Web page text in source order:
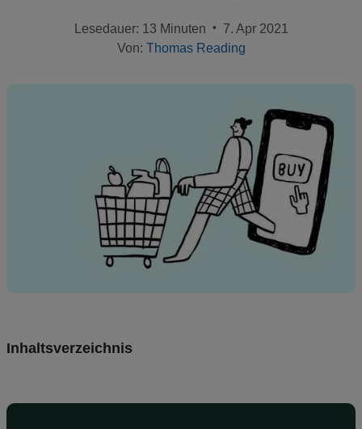
Lesedauer: 13 Minuten •
7. Apr 2021
Von: Thomas Reading
Inhaltsverzeichnis